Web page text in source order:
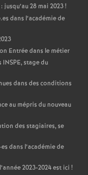
jusqu’au 28 mai 2023!
dans l’académie de
Entrée dans le métier
INSPE, stage du
dans des conditions
au mépris du nouveau
des stagiaires, se
·es dans l’académie de
2023-2024 est ici !